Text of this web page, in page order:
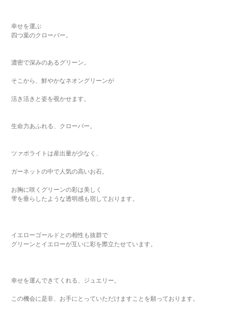
幸せを運ぶ
四つ葉のクローバー。
濃密で深みのあるグリーン。
そこから、鮮やかなネオングリーンが
活き活きと姿を覗かせます。
生命力あふれる、クローバー。
ツァボライトは産出量が少なく、
ガーネットの中で人気の高いお石。
お胸に咲くグリーンの彩は美しく
雫を垂らしたような透明感も宿しております。
イエローゴールドとの相性も抜群で
グリーンとイエローが互いに彩を際立たせています。
幸せを運んできてくれる、ジュエリー。
この機会に是非、お手にとっていただけますことを願っております。